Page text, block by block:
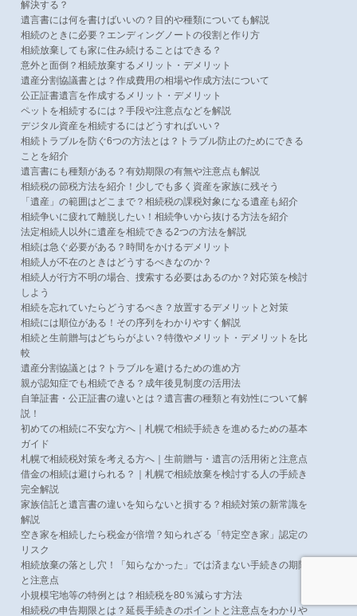
解決する？
遺言書には何を書けばいいの？目的や種類についても解説
相続のときに必要？エンディングノートの役割と作り方
相続放棄しても家に住み続けることはできる？
意外と面倒？相続放棄するメリット・デメリット
遺産分割協議書とは？作成費用の相場や作成方法について
公正証書遺言を作成するメリット・デメリット
ペットを相続するには？手段や注意点などを解説
デジタル資産を相続するにはどうすればいい？
相続トラブルを防ぐ6つの方法とは？トラブル防止のためにできる
ことを紹介
遺言書にも種類がある？有効期限の有無や注意点も解説
相続税の節税方法を紹介！少しでも多く資産を家族に残そう
「遺産」の範囲はどこまで？相続税の課税対象になる遺産も紹介
相続争いに疲れて離脱したい！相続争いから抜ける方法を紹介
法定相続人以外に遺産を相続できる2つの方法を解説
相続は急ぐ必要がある？時間をかけるデメリット
相続人が不在のときはどうするべきなのか？
相続人が行方不明の場合、捜索する必要はあるのか？対応策を検討
しよう
相続を忘れていたらどうするべき？放置するデメリットと対策
相続には順位がある！その序列をわかりやすく解説
相続と生前贈与はどちらがよい？特徴やメリット・デメリットを比
較
遺産分割協議とは？トラブルを避けるための進め方
親が認知症でも相続できる？成年後見制度の活用法
自筆証書・公正証書の違いとは？遺言書の種類と有効性について解
説！
初めての相続に不安な方へ｜札幌で相続手続きを進めるための基本
ガイド
札幌で相続税対策を考える方へ｜生前贈与・遺言の活用術と注意点
借金の相続は避けられる？｜札幌で相続放棄を検討する人の手続き
完全解説
家族信託と遺言書の違いを知らないと損する？相続対策の新常識を
解説
空き家を相続したら税金が倍増？知られざる「特定空き家」認定の
リスク
相続放棄の落とし穴！「知らなかった」では済まない手続きの期限
と注意点
小規模宅地等の特例とは？相続税を80％減らす方法
相続税の申告期限とは？延長手続きのポイントと注意点をわかりや